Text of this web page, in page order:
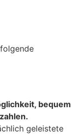
bequem
geleistete